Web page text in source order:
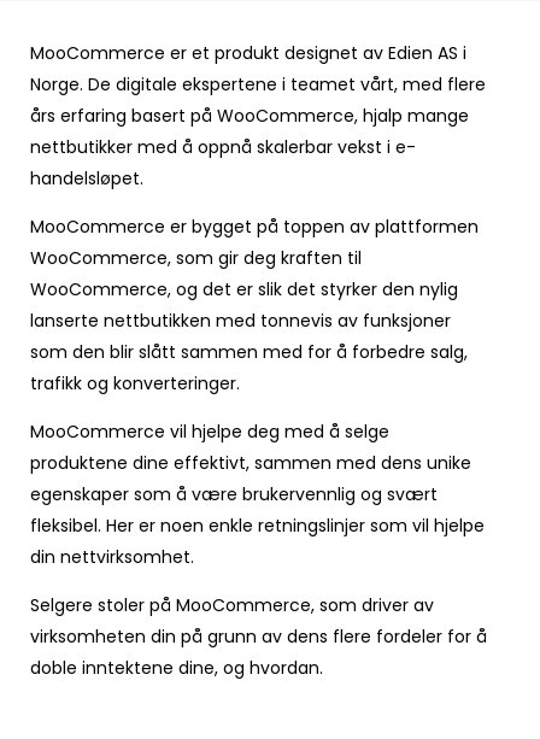
MooCommerce er et produkt designet av Edien AS i
Norge. De digitale ekspertene i teamet vårt, med flere
års erfaring basert på WooCommerce, hjalp mange
nettbutikker med å oppnå skalerbar vekst i e-
handelsløpet.
MooCommerce er bygget på toppen av plattformen
WooCommerce, som gir deg kraften til
WooCommerce, og det er slik det styrker den nylig
lanserte nettbutikken med tonnevis av funksjoner
som den blir slått sammen med for å forbedre salg,
trafikk og konverteringer.
MooCommerce vil hjelpe deg med å selge
produktene dine effektivt, sammen med dens unike
egenskaper som å være brukervennlig og svært
fleksibel. Her er noen enkle retningslinjer som vil hjelpe
din nettvirksomhet.
Selgere stoler på MooCommerce, som driver av
virksomheten din på grunn av dens flere fordeler for å
doble inntektene dine, og hvordan.